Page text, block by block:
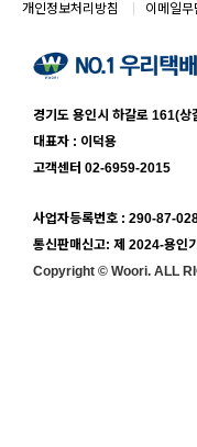
개인정보처리방침 이메일
경기도 용인시 하갈로 161(상
대표자 : 이덕용
고객센터 02-6959-2015
사업자등록번호 : 290-87-
통신판매신고: 제 2024-용인
Copyright © Woori. ALL